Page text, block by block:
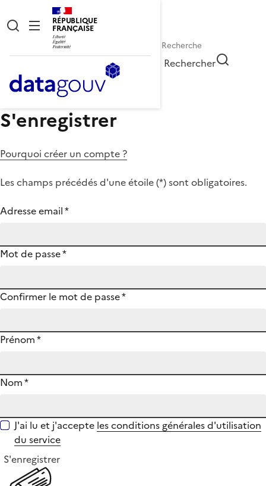
RÉPUBLIQUE
FRANÇAISE
Rechercher
S'enregistrer
Pourquoi créer un compte ?
Les champs précédés d'une étoile (*) sont obligatoires.
Adresse email*
Mot de passe*
Confirmer le mot de passe*
Prénom*
Nom*
J'ai lu et j'accepte les conditions générales d'utilisation
du service
S'enregistrer